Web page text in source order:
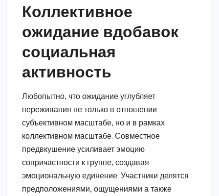
Коллективное
ожидание вдобавок
социальная
активность
Любопытно, что ожидание углубляет
переживания не только в отношении
субъективном масштабе, но и в рамках
коллективном масштабе. Совместное
предвкушение усиливает эмоцию
сопричастности к группе, создавая
эмоциональную единение. Участники делятся
предположениями, ощущениями а также